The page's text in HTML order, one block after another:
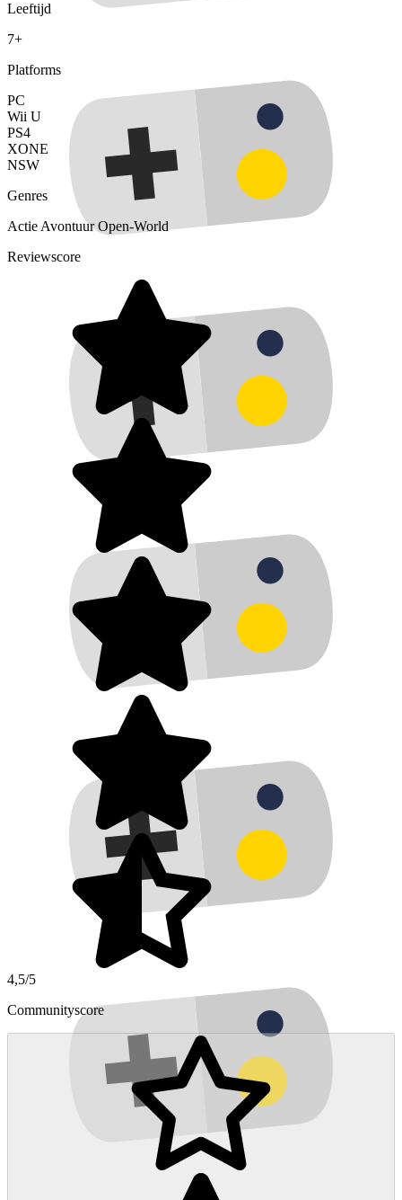
Leeftijd
7+
Platforms
PC
Wii U
PS4
XONE
NSW
Genres
Actie Avontuur Open-World
Reviewscore
4,5/5
Communityscore